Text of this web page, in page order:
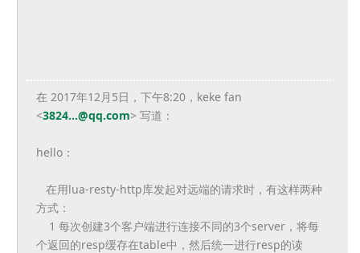
在 2017年12月5日，下午8:20，keke fan
<3824...@qq.com> 写道：
hello：
在用lua-resty-http库发起对远端的请求时， 有这样两种
方式：
1 每次创建3个客户端进行连接不同的3个server， 将每
个返回的resp缓存在table中， 然后统一进行resp的读